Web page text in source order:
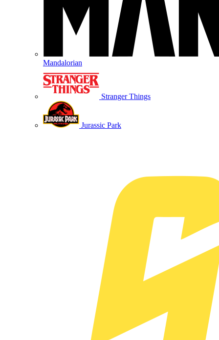
Mandalorian
Stranger Things
Jurassic Park